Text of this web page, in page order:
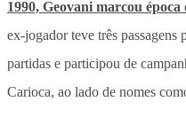
1990, Geovani marcou
ex-jogador teve três
partidas e participou de
Carioca, ao lado de nomes